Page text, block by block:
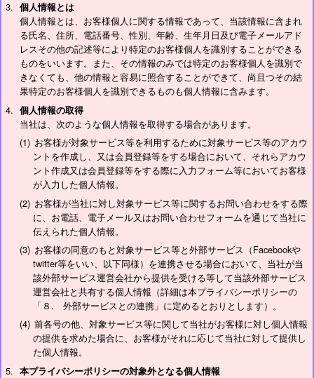
個人情報とは
個人情報とは、お客様個人に関する情報であって、当該情報に含まれ
る氏名、住所、電話番号、性別、年齢、生年月日及び電子メールアド
レスその他の記述等により特定のお客様個人を識別することができる
ものをいいます。また、その情報のみでは特定のお客様個人を識別で
きなくても、他の情報と容易に照合することができて、尚且つその結
果特定のお客様個人を識別できるものも個人情報に含みます。
個人情報の取得
当社は、次のような個人情報を取得する場合があります。
お客様が対象サービス等を利用するために対象サービス等のアカウ
ントを作成し、又は会員登録等をする場合において、それらアカウ
ント作成又は会員登録等をする際に入力フォーム等においてお客様
が入力した個人情報。
お客様が当社に対し対象サービス等に関するお問い合わせをする際
に、お電話、電子メール又はお問い合わせフォームを通じて当社に
伝えられた個人情報。
お客様の同意のもと対象サービス等と外部サービス（Facebookや
twitter等をいい、以下同様）を連携させる場合において、当社が当
該外部サービス運営会社から提供を受ける等して当該外部サービス
運営会社と共有する個人情報（詳細は本プライバシーポリシーの
「８. 外部サービスとの連携」に定めるとおりとします）。
前各号の他、対象サービス等に関して当社がお客様に対し個人情報
の提供を求めた場合に、お客様がそれに応じて当社に対して提供し
た個人情報。
本プライバシーポリシーの対象外となる個人情報